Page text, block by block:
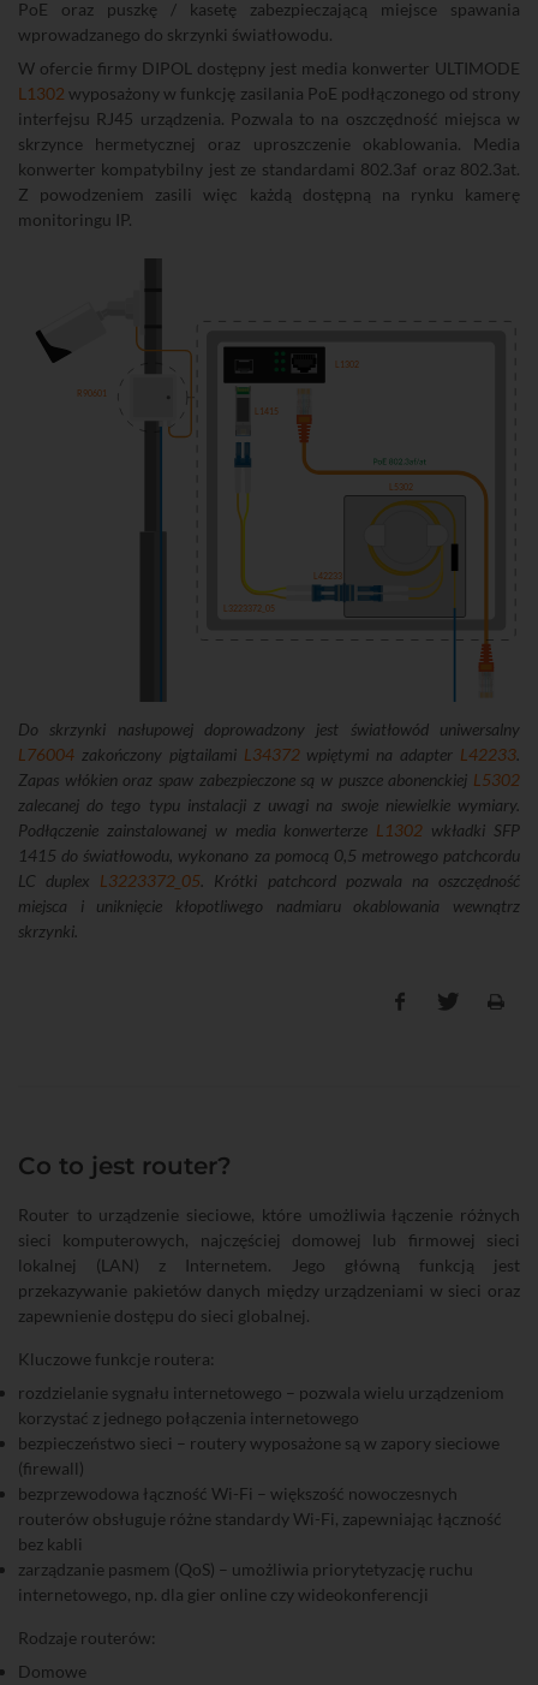
PoE oraz puszkę / kasetę zabezpieczającą miejsce spawania
wprowadzanego do skrzynki światłowodu.
W ofercie firmy DIPOL dostępny jest media konwerter ULTIMODE
L1302 wyposażony w funkcję zasilania PoE podłączonego od strony
interfejsu RJ45 urządzenia. Pozwala to na oszczędność miejsca w
skrzynce hermetycznej oraz uproszczenie okablowania. Media
konwerter kompatybilny jest ze standardami 802.3af oraz 802.3at.
Z powodzeniem zasili więc każdą dostępną na rynku kamerę
monitoringu IP.
L1302
R90601
L1415
L3223372_05
L42233
L5302
Do skrzynki nasłupowej doprowadzony jest światłowód uniwersalny
L76004 zakończony pigtailami L34372wpiętymi na adapter L42233.
Zapas włókien oraz spaw zabezpieczone są w puszce abonenckiej L5302
zalecanej do tego typu instalacji z uwagi na swoje niewielkie wymiary.
Podłączenie zainstalowanej w media konwerterze L1302 wkładki SFP
1415 do światłowodu, wykonano za pomocą 0,5 metrowego patchcordu
LC duplex L3223372_05. Krótki patchcord pozwala na oszczędność
miejsca i uniknięcie kłopotliwego nadmiaru okablowania wewnątrz
skrzynki.
Co to jest router?
Router to urządzenie sieciowe, które umożliwia łączenie różnych
sieci komputerowych, najczęściej domowej lub firmowej sieci
lokalnej (LAN) z Internetem. Jego główną funkcją jest
przekazywanie pakietów danych między urządzeniami w sieci oraz
zapewnienie dostępu do sieci globalnej.
Kluczowe funkcje routera:
rozdzielanie sygnału internetowego – pozwala wielu urządzeniom
korzystać z jednego połączenia internetowego
bezpieczeństwo sieci – routery wyposażone są w zapory sieciowe
(firewall)
bezprzewodowa łączność Wi-Fi – większość nowoczesnych
routerów obsługuje różne standardy Wi-Fi, zapewniając łączność
bez kabli
zarządzanie pasmem (QoS) – umożliwia priorytetyzację ruchu
internetowego, np. dla gier online czy wideokonferencji
Rodzaje routerów:
Domowe